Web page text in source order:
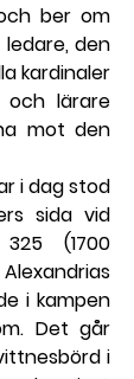
ber om
den
kardinaler
och lärare
mot den
i dag stod
sida vid
(1700
i kampen
Det går
i